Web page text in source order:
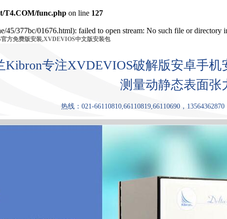
T4.COM/func.php on line 127
45/377bc/01676.html): failed to open stream: No such file or directory
方免费版安装,XVDEVIOS中文版安装包
Kibron专注XVDEVIOS破解版安卓手
测量动静态表面张
热线：021-66110810,66110819,66110690，13564362870
产品中心 张力仪 XDEVIOS官 XVDEVIOS 原理和优点